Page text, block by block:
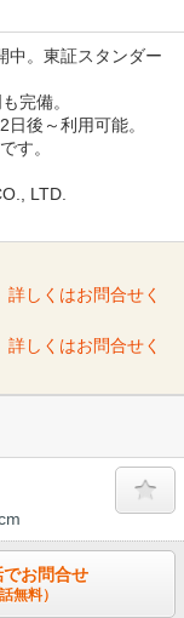
中。東証スタンダー
完備。
後～利用可能。
す。
LTD.
しくはお問合せく
しくはお問合せく
でお問合せ
無料）